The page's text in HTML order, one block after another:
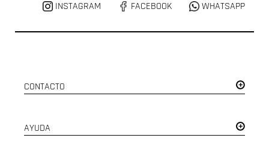
INSTAGRAM
FACEBOOK WHATSAPP
CONTACTO
AYUDA